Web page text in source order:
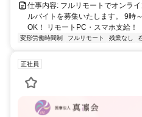
仕事内容: フルリモートでオンラ
ルバイトを募集いたします。 9時
OK！ リモートPC・スマホ支給！
変形労働時間制 フルリモート 残業なし
正社員